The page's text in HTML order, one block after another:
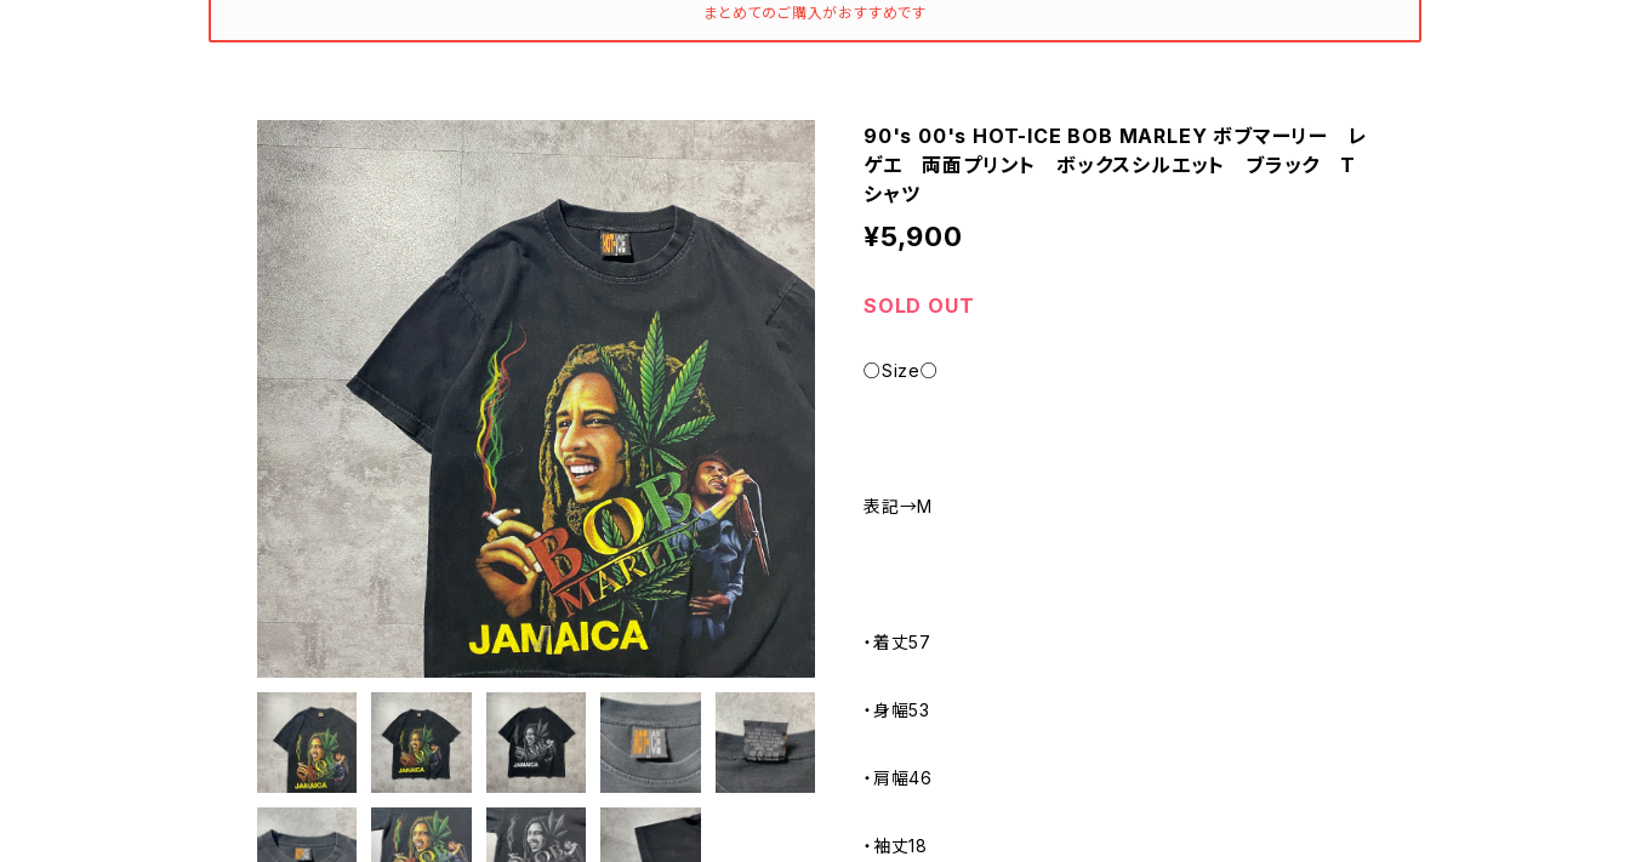
まとめてのご購入がおすすめです
90's 00's HOT-ICE BOB MARLEY ボブマーリー レ
ゲエ 両面プリント ボックスシルエット ブラック T
シャツ
¥5,900
SOLD OUT
○Size○
表記→M
・着丈57
・身幅53
・肩幅46
・袖丈18